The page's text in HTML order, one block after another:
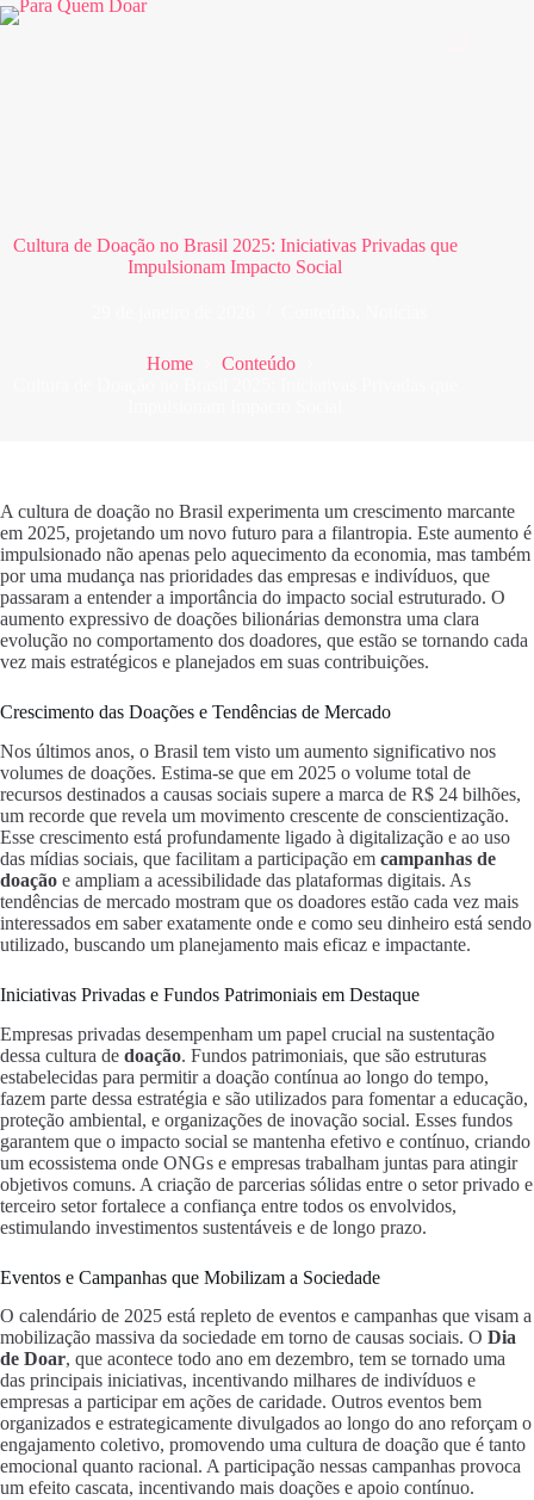
Pular
para
Cultura de Doação no Brasil 2025: Iniciativas Privadas que
Impulsionam Impacto Social
Home
Conteúdo
A cultura de doação no Brasil experimenta um crescimento marcante
em 2025, projetando um novo futuro para a filantropia. Este aumento é
impulsionado não apenas pelo aquecimento da economia, mas também
por uma mudança nas prioridades das empresas e indivíduos, que
passaram a entender a importância do impacto social estruturado. O
aumento expressivo de doações bilionárias demonstra uma clara
evolução no comportamento dos doadores, que estão se tornando cada
vez mais estratégicos e planejados em suas contribuições.
Crescimento das Doações e Tendências de Mercado
Nos últimos anos, o Brasil tem visto um aumento significativo nos
volumes de doações. Estima-se que em 2025 o volume total de
recursos destinados a causas sociais supere a marca de R$ 24 bilhões,
um recorde que revela um movimento crescente de conscientização.
Esse crescimento está profundamente ligado à digitalização e ao uso
das mídias sociais, que facilitam a participação em campanhas de
doação e ampliam a acessibilidade das plataformas digitais. As
tendências de mercado mostram que os doadores estão cada vez mais
interessados em saber exatamente onde e como seu dinheiro está sendo
utilizado, buscando um planejamento mais eficaz e impactante.
Iniciativas Privadas e Fundos Patrimoniais em Destaque
Empresas privadas desempenham um papel crucial na sustentação
dessa cultura de doação. Fundos patrimoniais, que são estruturas
estabelecidas para permitir a doação contínua ao longo do tempo,
fazem parte dessa estratégia e são utilizados para fomentar a educação,
proteção ambiental, e organizações de inovação social. Esses fundos
garantem que o impacto social se mantenha efetivo e contínuo, criando
um ecossistema onde ONGs e empresas trabalham juntas para atingir
objetivos comuns. A criação de parcerias sólidas entre o setor privado e
terceiro setor fortalece a confiança entre todos os envolvidos,
estimulando investimentos sustentáveis e de longo prazo.
Eventos e Campanhas que Mobilizam a Sociedade
O calendário de 2025 está repleto de eventos e campanhas que visam a
mobilização massiva da sociedade em torno de causas sociais. O Dia
de Doar, que acontece todo ano em dezembro, tem se tornado uma
das principais iniciativas, incentivando milhares de indivíduos e
empresas a participar em ações de caridade. Outros eventos bem
organizados e estrategicamente divulgados ao longo do ano reforçam o
engajamento coletivo, promovendo uma cultura de doação que é tanto
emocional quanto racional. A participação nessas campanhas provoca
um efeito cascata, incentivando mais doações e apoio contínuo.